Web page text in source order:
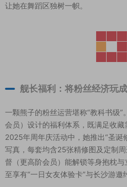
让她在舞蹈区独树一帜。
舰长福利：将粉丝经济玩
一颗熊子的粉丝运营堪称“教科书级
会员）设计的福利体系，既满足收藏
2025年周年庆活动中，她推出“圣诞
写真，每套均含25张精修图及定制
督（更高阶会员）能解锁等身抱枕
至享有“一日女友体验卡”与长沙游邀